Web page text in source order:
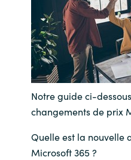
Kingdom
Notre guide ci-
changements de prix
Quelle est la nouvelle
Microsoft 365 ?